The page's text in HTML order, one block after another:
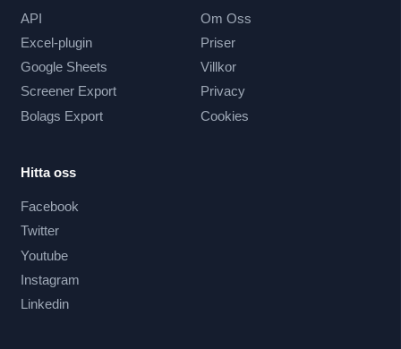
API
Excel-plugin
Google Sheets
Screener Export
Bolags Export
Om Oss
Priser
Villkor
Privacy
Cookies
Hitta oss
Facebook
Twitter
Youtube
Instagram
Linkedin